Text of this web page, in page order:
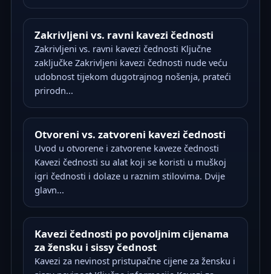
Zakrivljeni vs. ravni kavezi čednosti
Zakrivljeni vs. ravni kavezi čednosti Ključne
zaključke Zakrivljeni kavezi čednosti nude veću
udobnost tijekom dugotrajnog nošenja, prateći
prirodn...
Otvoreni vs. zatvoreni kavezi čednosti
Uvod u otvorene i zatvorene kaveze čednosti
Kavezi čednosti su alat koji se koristi u muškoj
igri čednosti i dolaze u raznim stilovima. Dvije
glavn...
Kavezi čednosti po povoljnim cijenama
za žensku i sissy čednost
Kavezi za nevinost pristupačne cijene za žensku i